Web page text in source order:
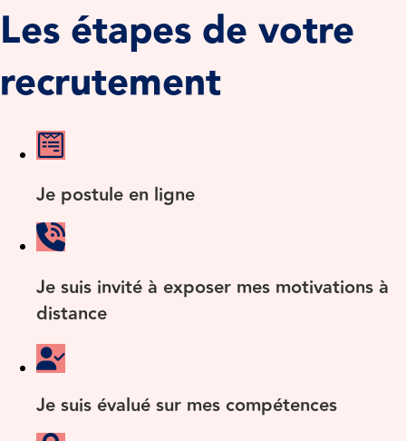
Les étapes de votre
recrutement
Je postule en ligne
Je suis invité à exposer mes motivations à
distance
Je suis évalué sur mes compétences